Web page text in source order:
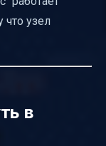
что узел
в